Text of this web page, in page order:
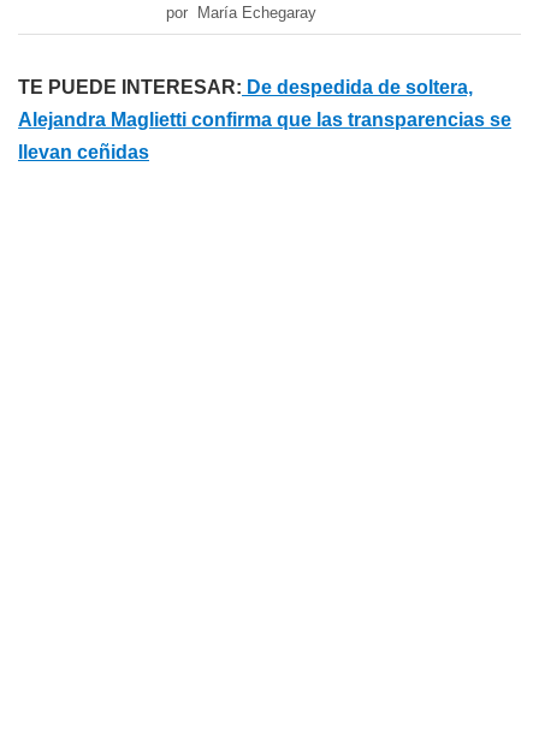
por María Echegaray
TE PUEDE INTERESAR: De despedida de soltera,
Alejandra Maglietti confirma que las transparencias se
llevan ceñidas